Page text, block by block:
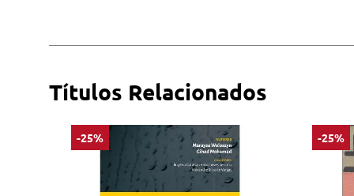
Títulos Relacionados
-25% -25%